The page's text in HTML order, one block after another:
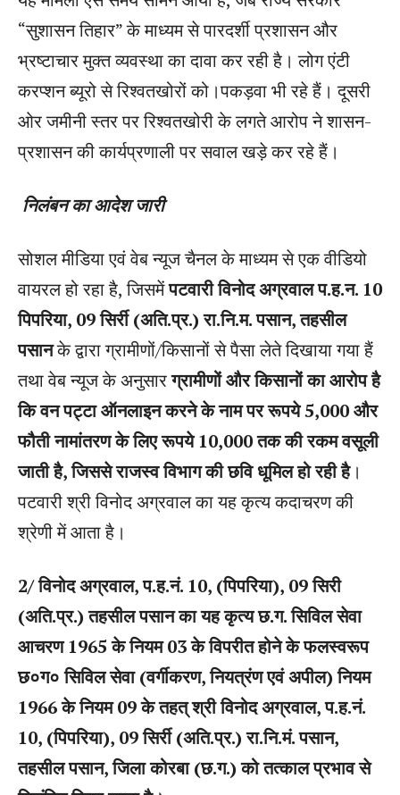
“सुशासन तिहार” के माध्यम से पारदर्शी प्रशासन और
भ्रष्टाचार मुक्त व्यवस्था का दावा कर रही है। लोग एंटी
करप्शन ब्यूरो से रिश्वतखोरों को।पकड़वा भी रहे हैं। दूसरी
ओर जमीनी स्तर पर रिश्वतखोरी के लगते आरोप ने शासन-
प्रशासन की कार्यप्रणाली पर सवाल खड़े कर रहे हैं।
निलंबन का आदेश जारी
सोशल मीडिया एवं वेब न्यूज चैनल के माध्यम से एक वीडियो
वायरल हो रहा है, जिसमेंपटवारी विनोद अग्रवाल प.ह.न. 10
पिपरिया, 09 सिर्री (अति.प्र.) रा.नि.म. पसान, तहसील
पसानके द्वारा ग्रामीणों/किसानों से पैसा लेते दिखाया गया हैं
तथा वेब न्यूज के अनुसारग्रामीणों और किसानों का आरोप है
कि वन पट्टा ऑनलाइन करने के नाम पर रूपये 5,000 और
फौती नामांतरण के लिए रूपये 10,000 तक की रकम वसूली
जाती है, जिससे राजस्व विभाग की छवि धूमिल हो रही है।
पटवारी श्री विनोद अग्रवाल का यह कृत्य कदाचरण की
श्रेणी में आता है।
2/ विनोद अग्रवाल, प.ह.नं. 10, (पिपरिया), 09 सिरी
(अति.प्र.) तहसील पसान का यह कृत्य छ.ग. सिविल सेवा
आचरण 1965 के नियम 03 के विपरीत होने के फलस्वरूप
छ०ग० सिविल सेवा (वर्गीकरण, नियत्रंण एवं अपील) नियम
1966 के नियम 09 के तहत् श्री विनोद अग्रवाल, प.ह.नं.
10, (पिपरिया), 09 सिर्री (अति.प्र.) रा.नि.मं. पसान,
तहसील पसान, जिला कोरबा (छ.ग.) को तत्काल प्रभाव से